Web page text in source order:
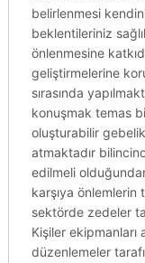
belirlenmesi
beklentileriniz
önlenmesine
geliştirmelerine
sırasında
konuşmak temas
oluşturabilir
atmaktadır
edilmeli
karşıya önlemlerin
sektörde zedeler
Kişiler ekipmanları
düzenlemeler